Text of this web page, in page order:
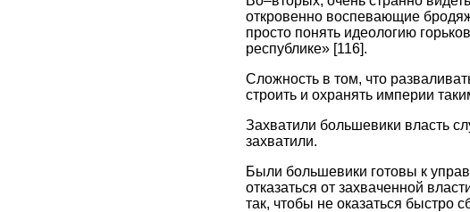
откровенно воспевающие
просто понять идеологию
республике» [116].
Сложность в том, что
строить и охранять империи
Захватили большевики власть
захватили.
Были большевики готовы к
отказаться от захваченной
так, чтобы не оказаться быстро